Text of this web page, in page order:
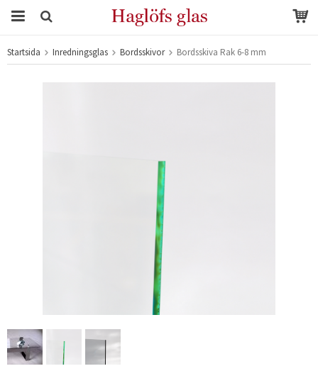
Produkten har blivit tillagd i varukorgen
Startsida Inredningsglas Bordsskivor Bordsskiva Rak 6-8 mm